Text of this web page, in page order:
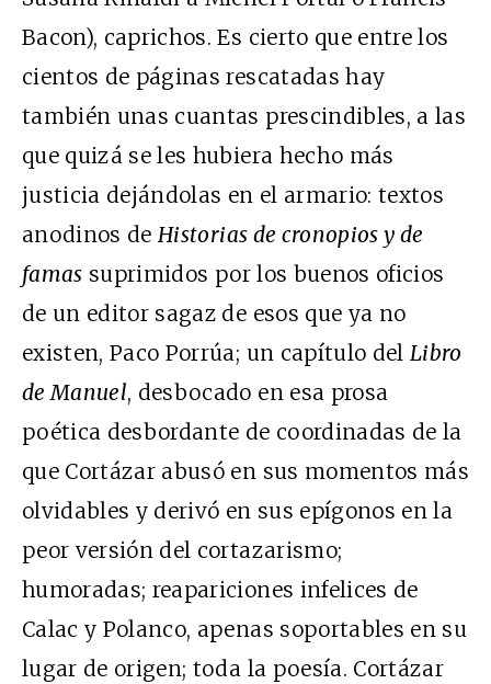
Bacon), caprichos. Es cierto que entre los
cientos de páginas rescatadas hay
también unas cuantas prescindibles, a las
que quizá se les hubiera hecho más
justicia dejándolas en el armario: textos
anodinos deHistorias de cronopios y de
famas suprimidos por los buenos oficios
de un editor sagaz de esos que ya no
existen, Paco Porrúa; un capítulo del Libro
de Manuel, desbocado en esa prosa
poética desbordante de coordinadas de la
que Cortázar abusó en sus momentos más
olvidables y derivó en sus epígonos en la
peor versión del cortazarismo;
humoradas; reapariciones infelices de
Calac y Polanco, apenas soportables en su
lugar de origen; toda la poesía. Cortázar